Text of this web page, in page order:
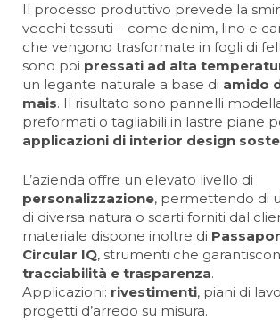
Il processo produttivo prevede la
vecchi tessuti – come denim, lino e
che vengono trasformate in fogli di
sono poi pressati ad alta
un legante naturale a base di amido
mais. Il risultato sono pannelli
preformati o tagliabili in lastre piane
applicazioni di interior design
L’azienda offre un elevato livello di
personalizzazione, permettendo di
di diversa natura o scarti forniti dal
materiale dispone inoltre di
Circular IQ, strumenti che
tracciabilità e trasparenza.
Applicazioni: rivestimenti, piani di
progetti d’arredo su misura.